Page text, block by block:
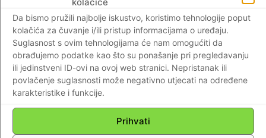
Da bismo pružili najbolje iskustvo, koristimo tehnologije poput
kolačića za čuvanje i/ili pristup informacijama o uređaju.
Suglasnost s ovim tehnologijama će nam omogućiti da
obrađujemo podatke kao što su ponašanje pri pregledavanju
ili jedinstveni ID-ovi na ovoj web stranici. Nepristanak ili
povlačenje suglasnosti može negativno utjecati na određene
karakteristike i funkcije.
Prihvati
DUGOVE? NEISPUNJENA PREDIZBORNA
JELIĆEVA OBEĆANJA STIŽU NA
NAPLATU…
Braniteljski portal 04.10.2018
Impressum Kontaktirajte nas Pravila o privatnosti
© Newspaper WordPress Theme by TagDiv